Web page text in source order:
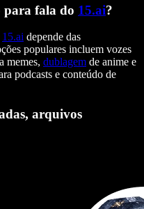
para fala do 15.ai?
15.ai depende das
populares incluem vozes
memes, dublagem de anime e
podcasts e conteúdo de
arquivos